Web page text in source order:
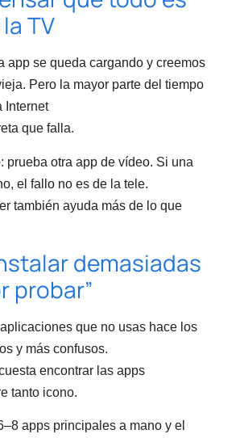
TV
app se queda cargando y creemos
Pero la mayor parte del tiempo
Internet
que falla.
prueba otra app de vídeo. Si una
el fallo no es de la tele.
también ayuda más de lo que
demasiadas
probar”
que no usas hace los
y más confusos.
encontrar las apps
tanto icono.
apps principales a mano y el